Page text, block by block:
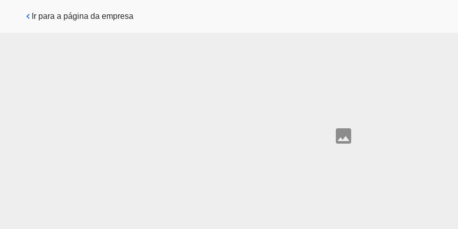
Pular para o conteúdo principal
Ir para a página da empresa